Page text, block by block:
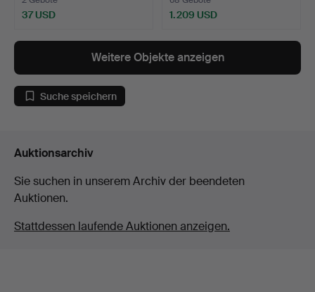
37 USD 1.209 USD
Weitere Objekte anzeigen
Suche speichern
Auktionsarchiv
Sie suchen in unserem Archiv der beendeten
Auktionen.
Stattdessen laufende Auktionen anzeigen.